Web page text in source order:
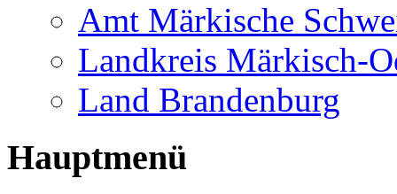
Amt Märkische
Landkreis Märkisch-
Land Brandenburg
Hauptmenü